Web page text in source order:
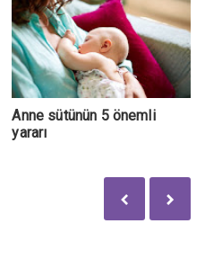
Anne sütünün 5 önemli
yararı